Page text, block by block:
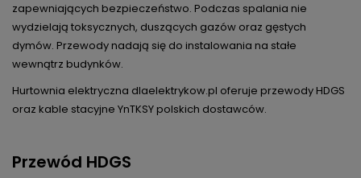
zapewniających bezpieczeństwo. Podczas spalania nie
wydzielają toksycznych, duszących gazów oraz gęstych
dymów. Przewody nadają się do instalowania na stałe
wewnątrz budynków.
Hurtownia elektryczna dlaelektrykow.pl oferuje przewody HDGS
oraz kable stacyjne YnTKSY polskich dostawców.
Przewód HDGS